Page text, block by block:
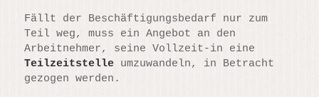
Fällt der Beschäftigungsbedarf nur zum
Teil weg, muss ein Angebot an den
Arbeitnehmer, seine Vollzeit-in eine
Teilzeitstelle umzuwandeln, in Betracht
gezogen werden.